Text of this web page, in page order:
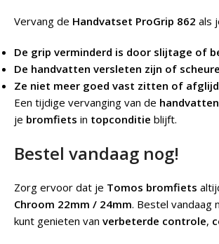
Vervang de Handvatset ProGrip 862 als
De grip verminderd is door slijtage of
De handvatten versleten zijn of
Ze niet meer goed vast zitten of
Een tijdige vervanging van de handvatten
je bromfiets in topconditie blijft.
Bestel vandaag nog!
Zorg ervoor dat je Tomos bromfiets
Chroom 22mm / 24mm. Bestel vandaag
kunt genieten van verbeterde controle,